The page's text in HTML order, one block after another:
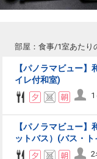
部屋：食事/1室あたり
【パノラマビュー
イレ付和室)
1
【パノラマビュー
ットバス）(バス・
2